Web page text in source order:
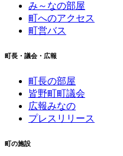
み～なの部屋
町へのアクセス
町営バス
町長・議会・広報
町長の部屋
皆野町町議会
広報みなの
プレスリリース
町の施設